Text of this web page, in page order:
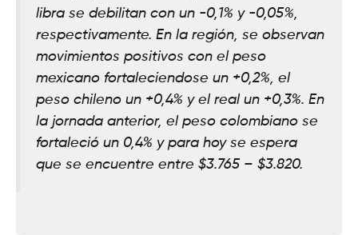
libra se debilitan con un -0,1% y -0,05%,
respectivamente. En la región, se observan
movimientos positivos con el peso
mexicano fortaleciendose un +0,2%, el
peso chileno un +0,4% y el real un +0,3%. En
la jornada anterior, el peso colombiano se
fortaleció un 0,4% y para hoy se espera
que se encuentre entre $3.765 – $3.820.